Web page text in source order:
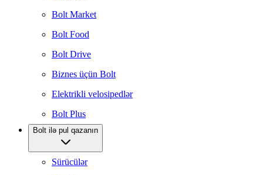
Bolt Market
Bolt Food
Bolt Drive
Biznes üçün Bolt
Elektrikli velosipedlər
Bolt Plus
Bolt ilə pul qazanın
Sürücülər